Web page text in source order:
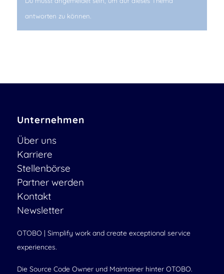
antworten zu können.
Unternehmen
Über uns
Karriere
Stellenbörse
Partner werden
Kontakt
Newsletter
OTOBO | Simplify work and create exceptional service
experiences.
Die Source Code Owner und Maintainer hinter OTOBO.